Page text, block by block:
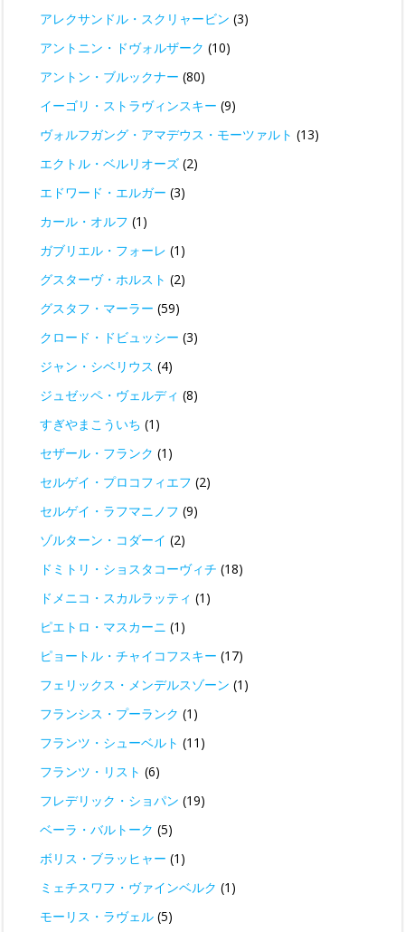
アレクサンドル・スクリャービン (3)
アントニン・ドヴォルザーク (10)
アントン・ブルックナー (80)
イーゴリ・ストラヴィンスキー (9)
ヴォルフガング・アマデウス・モーツァルト (13)
エクトル・ベルリオーズ (2)
エドワード・エルガー (3)
カール・オルフ (1)
ガブリエル・フォーレ (1)
グスターヴ・ホルスト (2)
グスタフ・マーラー (59)
クロード・ドビュッシー (3)
ジャン・シベリウス (4)
ジュゼッペ・ヴェルディ (8)
すぎやまこういち (1)
セザール・フランク (1)
セルゲイ・プロコフィエフ (2)
セルゲイ・ラフマニノフ (9)
ゾルターン・コダーイ (2)
ドミトリ・ショスタコーヴィチ (18)
ドメニコ・スカルラッティ (1)
ピエトロ・マスカーニ (1)
ピョートル・チャイコフスキー (17)
フェリックス・メンデルスゾーン (1)
フランシス・プーランク (1)
フランツ・シューベルト (11)
フランツ・リスト (6)
フレデリック・ショパン (19)
ベーラ・バルトーク (5)
ボリス・ブラッヒャー (1)
ミェチスワフ・ヴァインベルク (1)
モーリス・ラヴェル (5)